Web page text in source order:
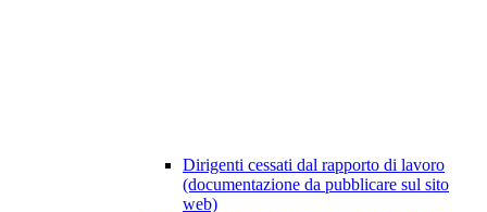
Dirigenti cessati dal rapporto di lavoro
(documentazione da pubblicare sul sito
web)